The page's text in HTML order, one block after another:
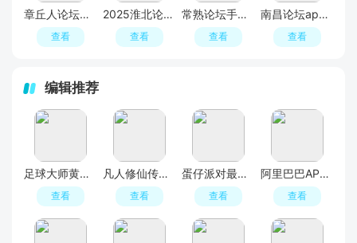
章丘人论坛官方客户端
查看
2025淮北论坛手机版客户端
查看
常熟论坛手机客户端(常熟零距离)
查看
南昌论坛app官方客户端(地宝网论坛)
查看
编辑推荐
足球大师黄金一代手游
查看
凡人修仙传人界篇手游2026最新版
查看
蛋仔派对最新版
查看
阿里巴巴APP2026官方版
查看